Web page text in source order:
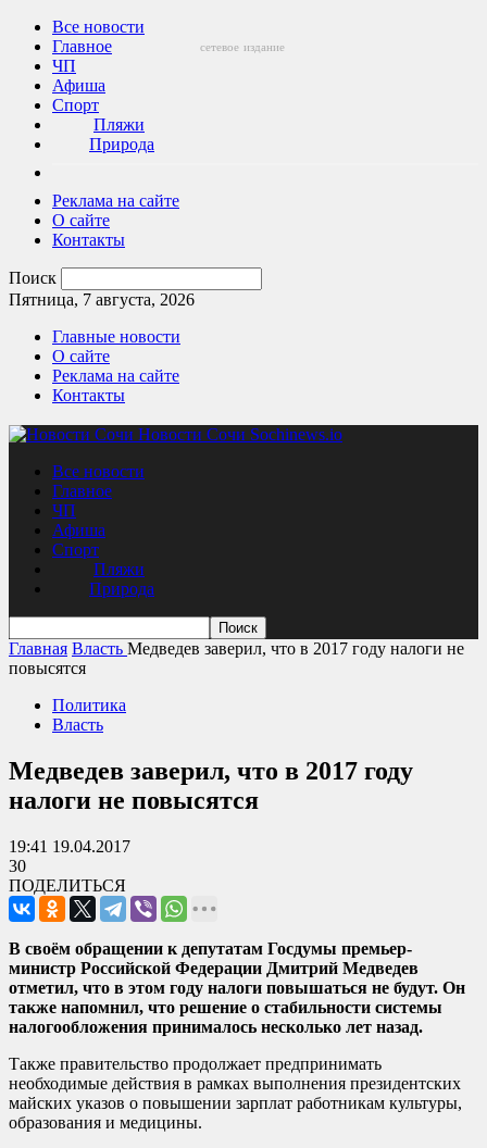
Все новости
Главное
ЧП
Афиша
Спорт
Пляжи
Природа
Реклама на сайте
О сайте
Контакты
Поиск
Пятница, 7 августа, 2026
Главные новости
О сайте
Реклама на сайте
Контакты
Новости Сочи Sochinews.io
сетевое издание
Все новости
Главное
ЧП
Афиша
Спорт
Пляжи
Природа
Главная Власть Медведев заверил, что в 2017 году налоги не
повысятся
Политика
Власть
Медведев заверил, что в 2017 году
налоги не повысятся
19:41 19.04.2017
30
ПОДЕЛИТЬСЯ
В своём обращении к депутатам Госдумы премьер-
министр Российской Федерации Дмитрий Медведев
отметил, что в этом году налоги повышаться не будут. Он
также напомнил, что решение о стабильности системы
налогообложения принималось несколько лет назад.
Также правительство продолжает предпринимать
необходимые действия в рамках выполнения президентских
майских указов о повышении зарплат работникам культуры,
образования и медицины.